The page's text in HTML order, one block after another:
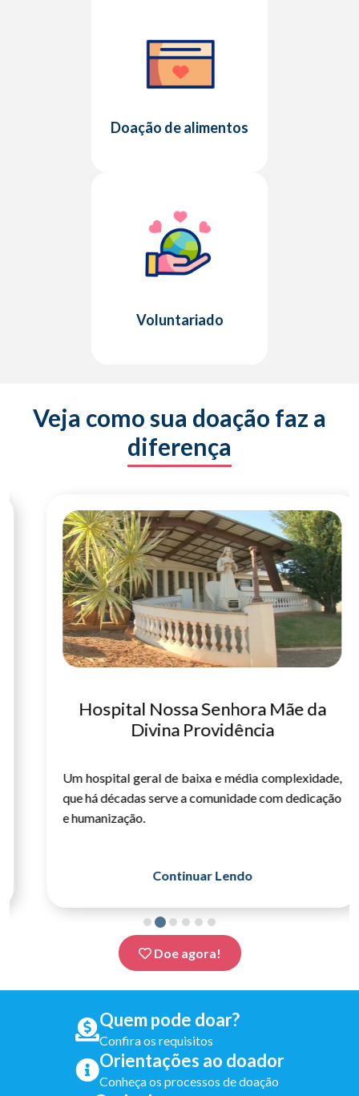
Doação de alimentos
Voluntariado
Veja como sua doação faz a
diferença
Hospital Nossa Senhora Mãe da
Divina Providência
Um hospital geral de baixa e média complexidade,
que há décadas serve a comunidade com dedicação
e humanização.
Continuar Lendo
Doe agora!
Quem pode doar?
Confira os requisitos
Orientações ao doador
Conheça os processos de doação